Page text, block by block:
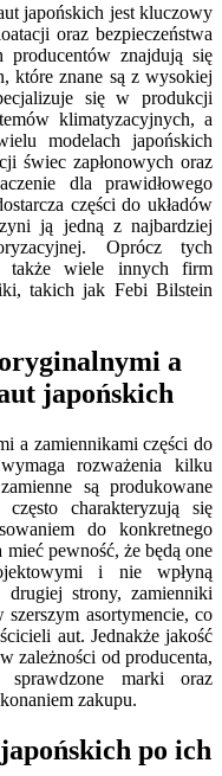
japońskich jest kluczowy
oraz bezpieczeństwa
producentów znajdują się
które znane są z wysokiej
się w produkcji
klimatyzacyjnych, a
modelach japońskich
świec zapłonowych oraz
dla prawidłowego
części do układów
ją jedną z najbardziej
Oprócz tych
także wiele innych firm
takich jak Febi Bilstein
a
japońskich
a zamiennikami części do
rozważenia kilku
są produkowane
charakteryzują się
do konkretnego
pewność, że będą one
i nie wpłyną
strony, zamienniki
asortymencie, co
aut. Jednakże jakość
zależności od producenta,
marki oraz
zakupu.
po ich